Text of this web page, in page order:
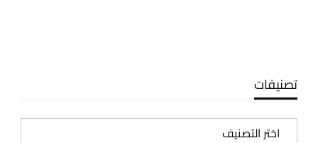
تصنيفات
تصنيفات